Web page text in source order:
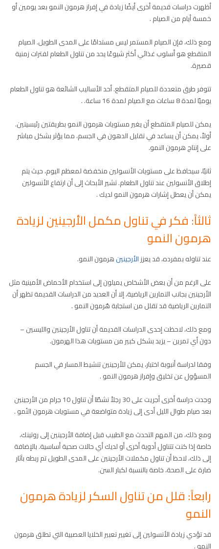
أظهرت دراسات قديمة أخرى أيضًا زيادة في إفراز هرمون النمو بعد يومين أو
خمسة أيام من الصيام .
ومع ذلك، فإن الصيام المستمر ليس مستدامًا على المدى الطويل. الصيام
المتقطع هو أسلوب غذائي أكثر شيوعًا يحد من تناول الطعام لفترات زمنية
قصيرة.
تتوفر طرق متعددة للصيام المتقطع. أحد الأساليب الشائعة هو تناول الطعام
يوميًا لمدة 8 ساعات مع الصيام لمدة 16 ساعة. .
يمكن للصيام المتقطع أن يغير مستويات هرمون النمو بطريقتين رئيسيتين.
أولاً، يمكن أن يساعد في تقليل الدهون في الجسم، مما يؤثر بشكل مباشر
على إنتاج هرمون النمو.
ثانيًا، سيحافظ على مستويات الأنسولين منخفضة لمعظم اليوم، حيث يتم
إطلاق الأنسولين عند تناول الطعام. تشير الأبحاث إلى أن ارتفاع الأنسولين
يمكن أن يعطل إشارات هرمون النمو لديك .
ثالثاً: فكر في تناول مكمل الأرجينين لزيادة
هرمون النمو
عند تناوله بمفرده، قد يعززالأرجينينهرمون النمو.
على الرغم من أن بعض الأشخاص يميلون إلى استخدام الأحماض الأمينية مثل
الأرجينين بجانب التمارين الرياضية، إلا أن العديد من الدراسات القديمة تظهر أن
التمارين الرياضية قد تقلل من استجابة هُرمون النمو .
ومع ذلك، لاحظت إحدى الدراسات القديمة أن تناول الأرجينين والليسين –
دون أي تمرين – يزيد بشكل كبير من مستويات هذا الهرمون.
وفقا لدراسة أنبوبة اختبار، يمكن للأرجينين تنشيط المسار في الجسم
المسؤول عن تخليق وإفراز هرمون النمو .
وجدت دراسة أخرى أجريت على 30 رجلاً نشطًا أن تناول 10 جرام من الأرجينين
بعد صيام طوال الليل أدى إلى زيادة متواضعة في مستويات هرمون النُمو .
ومع ذلك، من المهم التحدث مع الطبيب قبل إضافة الأرجينين إلى روتينك،
خاصة إذا كنت تتناول أدوية أخرى أو لديك أي حالات صحية أساسية. بالإضافة
إلى ذلك، لاحظ أن تناول مكملات الأرجينين على المدى الطويل تم ربطه بآثار
ضارة على الصحة، خاصة بالنسبة لكبار السن.
رابعاً: قلل من تناول السكرلزيادة هرمون
النمو
قد تؤدي زيادة الأنسولين إلى تغيير تعبير الخلايا العصبية التي تطلق هرمون
النمو .